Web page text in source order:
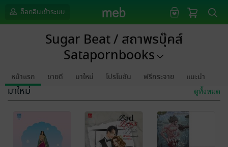
ล็อกอินเข้าระบบ
Sugar Beat / สถาพรบุ๊คส์
Satapornbooks
หน้าแรก ขายดี มาใหม่ โปรโมชัน ฟรีกระจาย แนะนำ
มาใหม่ ดูทั้งหมด